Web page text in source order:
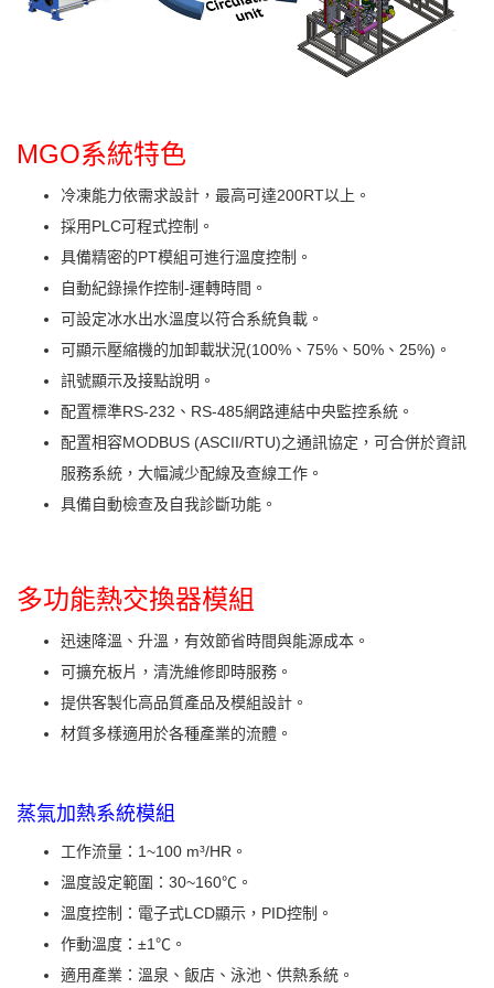
MGO系統特色
冷凍能力依需求設計，最高可達200RT以上。
採用PLC可程式控制。
具備精密的PT模組可進行溫度控制。
自動紀錄操作控制-運轉時間。
可設定冰水出水溫度以符合系統負載。
可顯示壓縮機的加卸載狀況(100%、75%、50%、25%)。
訊號顯示及接點說明。
配置標準RS-232、RS-485網路連結中央監控系統。
配置相容MODBUS (ASCII/RTU)之通訊協定，可合併於資訊
服務系統，大幅減少配線及查線工作。
具備自動檢查及自我診斷功能。
多功能熱交換器模組
迅速降溫、升溫，有效節省時間與能源成本。
可擴充板片，清洗維修即時服務。
提供客製化高品質產品及模組設計。
材質多樣適用於各種產業的流體。
蒸氣加熱系統模組
工作流量：1~100 m³/HR。
溫度設定範圍：30~160℃。
溫度控制：電子式LCD顯示，PID控制。
作動溫度：±1℃。
適用產業：溫泉、飯店、泳池、供熱系統。